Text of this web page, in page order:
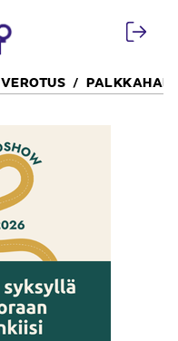
VEROTUS